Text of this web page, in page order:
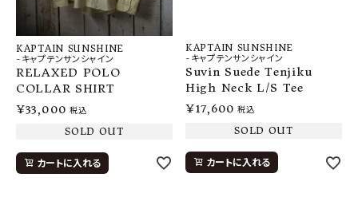
KAPTAIN SUNSHINE
-キャプテンサンシャイン
RELAXED POLO
COLLAR SHIRT
¥33,000 税込
SOLD OUT
カートに入れる
KAPTAIN SUNSHINE
-キャプテンサンシャイン
Suvin Suede Tenjiku
High Neck L/S Tee
¥17,600 税込
SOLD OUT
カートに入れる